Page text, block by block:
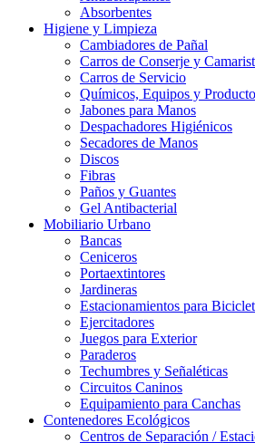
Absorbentes
Higiene y Limpieza
Cambiadores de Pañal
Carros de Conserje y
Carros de Servicio
Químicos, Equipos y
Jabones para Manos
Despachadores Higiénicos
Secadores de Manos
Discos
Fibras
Paños y Guantes
Gel Antibacterial
Mobiliario Urbano
Bancas
Ceniceros
Portaextintores
Jardineras
Estacionamientos para
Ejercitadores
Juegos para Exterior
Paraderos
Techumbres y Señaléticas
Circuitos Caninos
Equipamiento para Canchas
Contenedores Ecológicos
Centros de Separación /